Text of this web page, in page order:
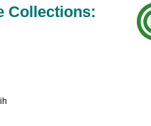
Collections: